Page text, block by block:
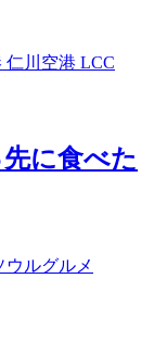
仁川空港 LCC
に食べた
ウルグルメ